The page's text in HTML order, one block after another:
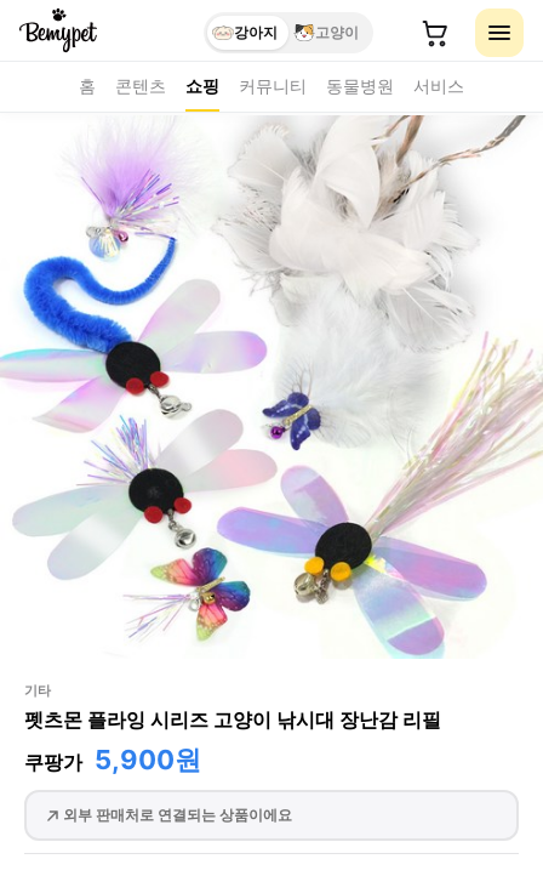
강아지 고양이
홈 콘텐츠 쇼핑 커뮤니티 동물병원 서비스
기타
펫츠몬 플라잉 시리즈 고양이 낚시대 장난감 리필
쿠팡가 5,900원
외부 판매처로 연결되는 상품이에요